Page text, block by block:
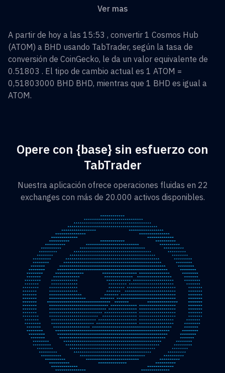
Ver mas
A partir de hoy a las 15:53 , convertir 1 Cosmos Hub
(ATOM) a BHD usando TabTrader, según la tasa de
conversión de CoinGecko, le da un valor equivalente de
0.51803 . El tipo de cambio actual es 1 ATOM =
0,51803000 BHD BHD, mientras que 1 BHD es igual a
ATOM.
Opere con {base} sin esfuerzo con
TabTrader
Nuestra aplicación ofrece operaciones fluidas en 22
exchanges con más de 20.000 activos disponibles.